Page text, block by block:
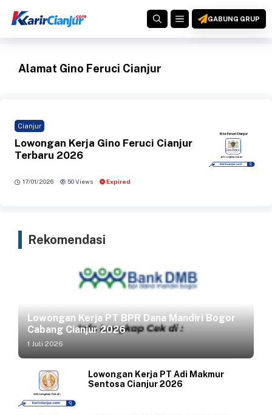
MENUGABUNG GRUP
Alamat Gino Feruci Cianjur
Cianjur
Lowongan Kerja Gino Feruci Cianjur
Terbaru 2026
17/01/2026 · 50 Views · Expired
Rekomendasi
Lowongan Kerja PT BPR Dana Mandiri Bogor
Cabang Cianjur 2026
1 Juli 2026
Lowongan Kerja PT Adi Makmur
Sentosa Cianjur 2026